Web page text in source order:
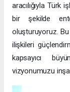
aracılığıyla Türk
bir şekilde
oluşturuyoruz. Bu
ilişkileri
kapsayıcı
vizyonumuzu inşa